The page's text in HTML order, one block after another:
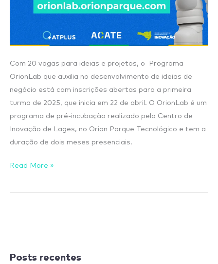
Com 20 vagas para ideias e projetos, o Programa
OrionLab que auxilia no desenvolvimento de ideias de
negócio está com inscrições abertas para a primeira
turma de 2025, que inicia em 22 de abril. O OrionLab é um
programa de pré-incubação realizado pelo Centro de
Inovação de Lages, no Orion Parque Tecnológico e tem a
duração de dois meses presenciais.
Read More »
Posts recentes